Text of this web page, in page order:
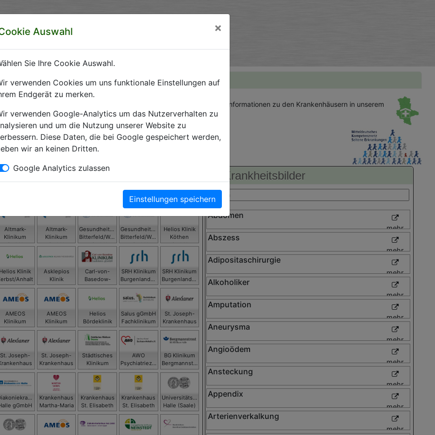
Sachsen-Anhalt
Sachsen-Anhalt e.V.
Sachsen-Anhalts
Sachsen-Anhalt. Hier finden Sie alle wichtigen
Informationen zu den Krankenhäusern in unserem
Kliniken
Altmark-
Klinikum
gGmbH -
Gardelegen
Altmark-
Klinikum
gGmbH -
Gesundheitszentrum
Bitterfeld/Wolfen
gGmbH
Gesundheitszentrum
Bitterfeld/Wolfen
gGmbH
Helios Klinik
Köthen
GmbH
Helios Klinik
Anhalt
Asklepios
Klinik
Weißenfels
Carl-von-
Basedow-
Klinikum
Saalekreis
gGmbH
SRH Klinikum
Burgenlandkreis
GmbH,
Klinikum
Naumburg
SRH Klinikum
Burgenlandkreis
GmbH, SRH
Klinikum
Zeitz
AMEOS
Klinikum
AMEOS
Klinikum
Haldensleben
GmbH
Helios
Bördeklinik
Salus gGmbH
Fachklinikum
Bernburg
St. Joseph-
Krankenhaus
Dessau
St. Joseph-
Dessau
St. Joseph-
Krankenhaus
Dessau
Städtisches
Klinikum
Dessau
AWO
Psychiatriezentrum
Halle GmbH
BG Klinikum
Bergmannstrost
Halle
gGmbH
Krankenhaus
Martha-Maria
Halle-Dölau
Krankenhaus
St. Elisabeth
und St.
Barbara Halle
(Saale) GmbH
Krankenhaus
St. Elisabeth
und St.
Barbara Halle
(Saale) GmbH
Universitätsklinikum
Halle (Saale)
Krankheitsbilder
Abdomen
mehr
Abszess
mehr
Adipositaschirurgie
mehr
Alkoholiker
mehr
Amputation
mehr
Aneurysma
mehr
Angioödem
mehr
Ansteckung
mehr
Appendix
mehr
Arterienverkalkung
mehr
Auswahl ×
Sie Ihre Cookie Auswahl.
verwenden Cookies um uns funktionale Einstellungen auf
Endgerät zu merken.
verwenden Google-Analytics um das Nutzerverhalten zu
und um die Nutzung unserer Website zu
Diese Daten, die bei Google gespeichert werden,
wir an keinen Dritten.
Google Analytics zulassen
Einstellungen speichern